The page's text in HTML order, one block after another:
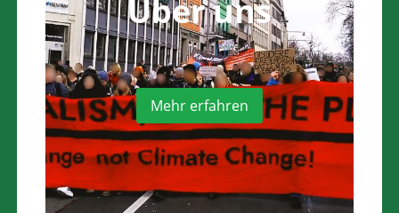
Über uns
Mehr erfahren